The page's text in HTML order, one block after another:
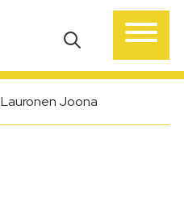
Lauronen Joona